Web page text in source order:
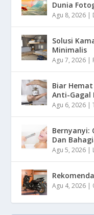
Dunia
Agu 8, 2026 |
Solusi
Minimalis
Agu 7, 2026 |
Biar
Anti-Gagal
Agu 6, 2026 |
Bernyanyi:
Dan
Agu 5, 2026 |
Agu 4, 2026 |